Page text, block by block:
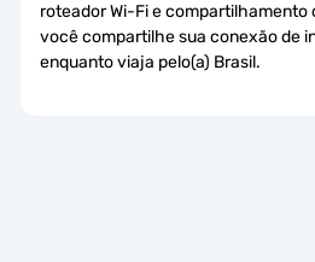
roteador Wi-Fi e compartilhamento
você compartilhe sua conexão de
enquanto viaja pelo(a) Brasil.